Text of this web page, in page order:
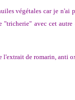
végétales car je n'ai
"tricherie" avec cet
l'extrait de romarin, anti